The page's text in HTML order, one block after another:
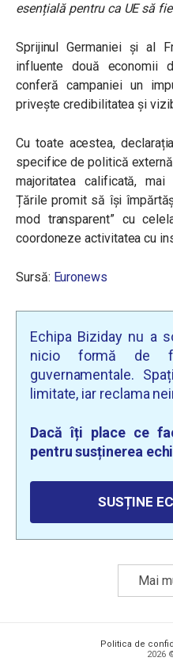
esențială pentru ca UE să
Sprijinul Germaniei și al
influente două economii
conferă campaniei un
privește credibilitatea și
Cu toate acestea,
specifice de politică
majoritatea calificată, mai
Țările promit să își
mod transparent” cu
coordoneze activitatea cu
Sursă: Euronews
Echipa Biziday nu a
nicio formă de
guvernamentale.
limitate, iar reclama
Dacă îți place ce
pentru susținerea
SUSȚINE
Mai
Politica de
2026